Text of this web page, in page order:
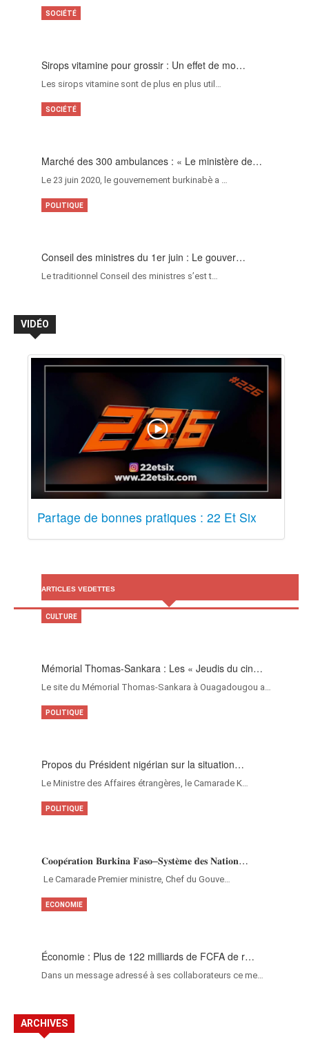
Sirops vitamine pour grossir : Un effet de mo…
Les sirops vitamine sont de plus en plus util…
SOCIÉTÉ
Marché des 300 ambulances : « Le ministère de…
Le 23 juin 2020, le gouvernement burkinabè a …
SOCIÉTÉ
Conseil des ministres du 1er juin : Le gouver…
Le traditionnel Conseil des ministres s’est t…
POLITIQUE
VIDÉO
Partage de bonnes pratiques : 22 Et Six
ARTICLES VEDETTES
Mémorial Thomas-Sankara : Les « Jeudis du cin…
Le site du Mémorial Thomas-Sankara à Ouagadougou a…
CULTURE
Propos du Président nigérian sur la situation…
Le Ministre des Affaires étrangères, le Camarade K…
POLITIQUE
𝐂𝐨𝐨𝐩𝐞́𝐫𝐚𝐭𝐢𝐨𝐧 𝐁𝐮𝐫𝐤𝐢𝐧𝐚 𝐅𝐚𝐬𝐨–𝐒𝐲𝐬𝐭𝐞̀𝐦𝐞 𝐝𝐞𝐬 𝐍𝐚𝐭𝐢𝐨𝐧…
‎Le Camarade Premier ministre, Chef du Gouve…
POLITIQUE
Économie : Plus de 122 milliards de FCFA de r…
Dans un message adressé à ses collaborateurs ce me…
ECONOMIE
ARCHIVES